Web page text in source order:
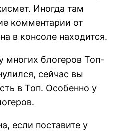
Иногда там
комментарии от
в консоле находится.
многих блогеров Топ-
сейчас вы
в Топ. Особенно у
если поставите у